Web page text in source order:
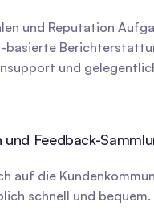
und Reputation
und
Feedback-
auf die
schnell und bequem.